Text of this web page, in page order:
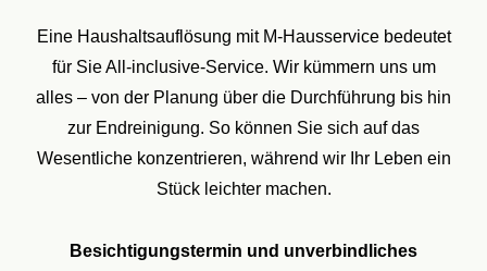
Eine Haushaltsauflösung mit M-Hausservice bedeutet
für Sie All-inclusive-Service. Wir kümmern uns um
alles – von der Planung über die Durchführung bis hin
zur Endreinigung. So können Sie sich auf das
Wesentliche konzentrieren, während wir Ihr Leben ein
Stück leichter machen.
Besichtigungstermin und unverbindliches